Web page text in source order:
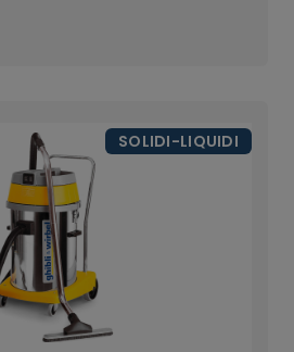
SOLIDI-LIQUIDI